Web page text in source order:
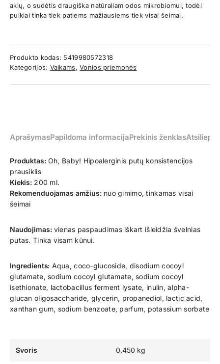
akių, o sudėtis draugiška natūraliam odos mikrobiomui, todėl
puikiai tinka tiek patiems mažiausiems tiek visai šeimai.
Produkto kodas: 5419980572318
Kategorijos: Vaikams,Vonios priemonės
AprašymasPapildoma informacijaPrekinis ženklas
Produktas:Oh, Baby! Hipoalerginis putų konsistencijos
prausiklis
Kiekis: 200 ml.
Rekomenduojamas amžius:nuo gimimo, tinkamas visai
šeimai
Naudojimas:vienas paspaudimas iškart išleidžia švelnias
putas. Tinka visam kūnui.
Ingredients: Aqua, coco-glucoside, disodium cocoyl
glutamate, sodium cocoyl glutamate, sodium cocoyl
isethionate, lactobacillus ferment lysate, inulin, alpha-
glucan oligosaccharide, glycerin, propanediol, lactic acid,
xanthan gum, sodium benzoate, parfum, potassium sorbate
Svoris 0,450 kg